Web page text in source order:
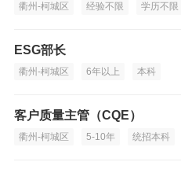
衢州-柯城区 经验不限 学历不限
ESG部长
衢州-柯城区 6年以上 本科
客户质量主管（CQE）
衢州-柯城区 5-10年 统招本科